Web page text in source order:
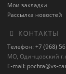
Мои закладки
Рассылка новостей
КОНТАКТЫ
Телефон: +7 (968)
МО, Одинцовский
E-mail: pochta@vs-